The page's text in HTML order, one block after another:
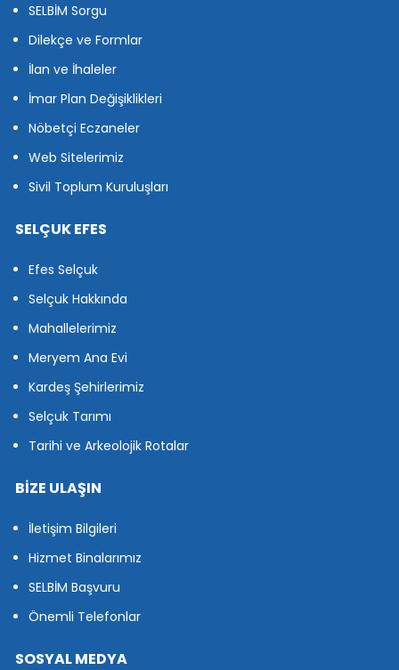
SELBİM Sorgu
Dilekçe ve Formlar
İlan ve İhaleler
İmar Plan Değişiklikleri
Nöbetçi Eczaneler
Web Sitelerimiz
Sivil Toplum Kuruluşları
SELÇUK EFES
Efes Selçuk
Selçuk Hakkında
Mahallelerimiz
Meryem Ana Evi
Kardeş Şehirlerimiz
Selçuk Tarımı
Tarihi ve Arkeolojik Rotalar
BİZE ULAŞIN
İletişim Bilgileri
Hizmet Binalarımız
SELBİM Başvuru
Önemli Telefonlar
SOSYAL MEDYA